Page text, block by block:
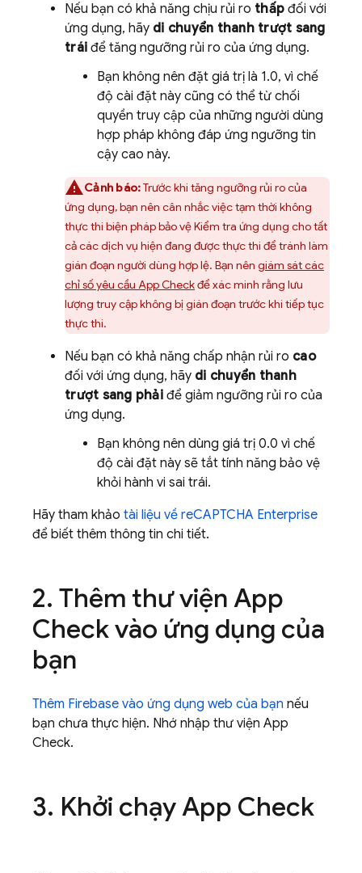
Nếu bạn có khả năng chịu rủi ro thấp đối với
ứng dụng, hãy di chuyển thanh trượt sang
trái để tăng ngưỡng rủi ro của ứng dụng.
Bạn không nên đặt giá trị là 1.0, vì chế
độ cài đặt này cũng có thể từ chối
quyền truy cập của những người dùng
hợp pháp không đáp ứng ngưỡng tin
cậy cao này.
Cảnh báo:Trước khi tăng ngưỡng rủi ro của
ứng dụng, bạn nên cân nhắc việc tạm thời không
thực thi biện pháp bảo vệ Kiểm tra ứng dụng cho tất
cả các dịch vụ hiện đang được thực thi để tránh làm
gián đoạn người dùng hợp lệ. Bạn nên giám sát các
chỉ số yêu cầu App Checkđể xác minh rằng lưu
lượng truy cập không bị gián đoạn trước khi tiếp tục
thực thi.
Nếu bạn có khả năng chấp nhận rủi ro cao
đối với ứng dụng, hãy di chuyển thanh
trượt sang phảiđể giảm ngưỡng rủi ro của
ứng dụng.
Bạn không nên dùng giá trị 0.0 vì chế
độ cài đặt này sẽ tắt tính năng bảo vệ
khỏi hành vi sai trái.
Hãy tham khảo tài liệu về reCAPTCHA Enterprise
để biết thêm thông tin chi tiết.
2. Thêm thư viện App
Checkvào ứng dụng của
bạn
Thêm Firebase vào ứng dụng web của bạn nếu
bạn chưa thực hiện. Nhớ nhập thư viện App
Check.
3. Khởi chạyApp Check